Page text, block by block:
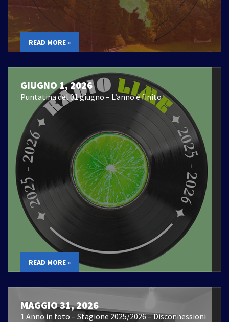
READ MORE »
GIUGNO 1, 2026
Puntatina del 01 giugno – L’anno è finito
READ MORE »
MAGGIO 31, 2026
1 Anno in foto – Stagione 2025/2026 – Disconnessioni